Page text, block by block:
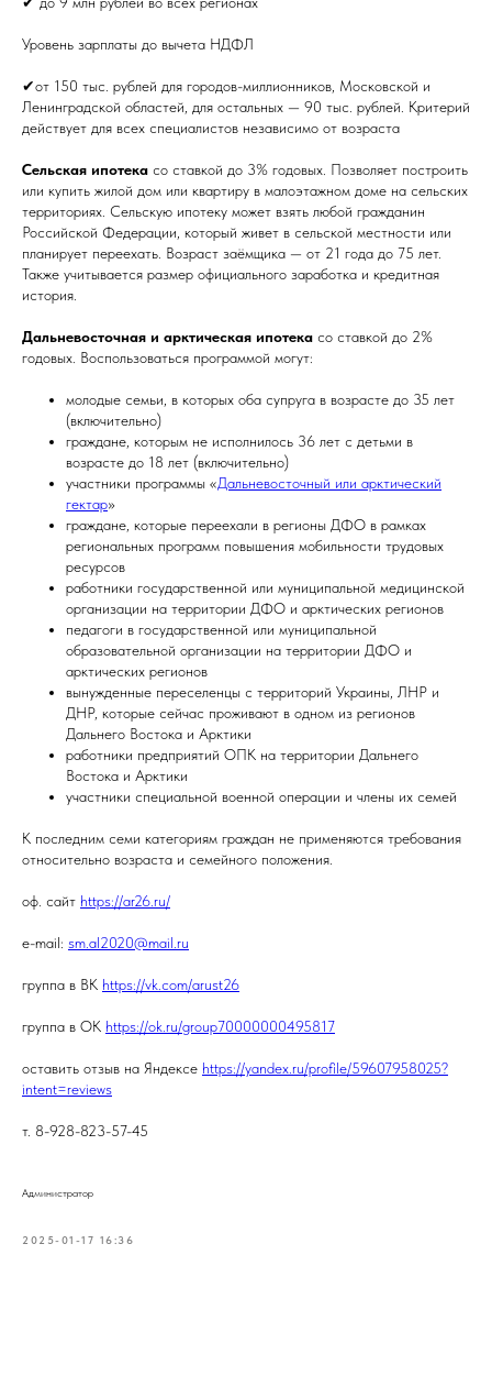
Уровень зарплаты до вычета НДФЛ
✔от 150 тыс. рублей для городов-миллионников, Московской и
Ленинградской областей, для остальных — 90 тыс. рублей. Критерий
действует для всех специалистов независимо от возраста
Сельская ипотека со ставкой до 3% годовых. Позволяет построить
или купить жилой дом или квартиру в малоэтажном доме на сельских
территориях. Сельскую ипотеку может взять любой гражданин
Российской Федерации, который живет в сельской местности или
планирует переехать. Возраст заёмщика — от 21 года до 75 лет.
Также учитывается размер официального заработка и кредитная
история.
Дальневосточная и арктическая ипотека со ставкой до 2%
годовых. Воспользоваться программой могут:
молодые семьи, в которых оба супруга в возрасте до 35 лет
(включительно)
граждане, которым не исполнилось 36 лет с детьми в
возрасте до 18 лет (включительно)
участники программы «Дальневосточный или арктический
гектар»
граждане, которые переехали в регионы ДФО в рамках
региональных программ повышения мобильности трудовых
ресурсов
работники государственной или муниципальной медицинской
организации на территории ДФО и арктических регионов
педагоги в государственной или муниципальной
образовательной организации на территории ДФО и
арктических регионов
вынужденные переселенцы с территорий Украины, ЛНР и
ДНР, которые сейчас проживают в одном из регионов
Дальнего Востока и Арктики
работники предприятий ОПК на территории Дальнего
Востока и Арктики
участники специальной военной операции и члены их семей
К последним семи категориям граждан не применяются требования
относительно возраста и семейного положения.
оф. сайт https://ar26.ru/
e-mail: sm.al2020@mail.ru
группа в ВК https://vk.com/arust26
группа в ОК https://ok.ru/group70000000495817
оставить отзыв на Яндексе https://yandex.ru/profile/59607958025?
intent=reviews
т. 8-928-823-57-45
Администратор
2025-01-17 16:36